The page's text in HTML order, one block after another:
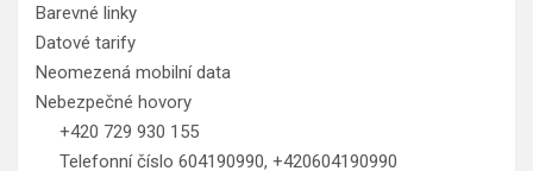
Barevné linky
Datové tarify
Neomezená mobilní data
Nebezpečné hovory
+420 729 930 155
Telefonní číslo 604190990, +420604190990